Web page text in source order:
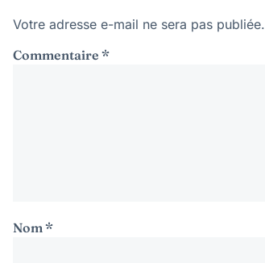
Votre adresse e-mail ne sera pas publiée.
Commentaire *
Nom *